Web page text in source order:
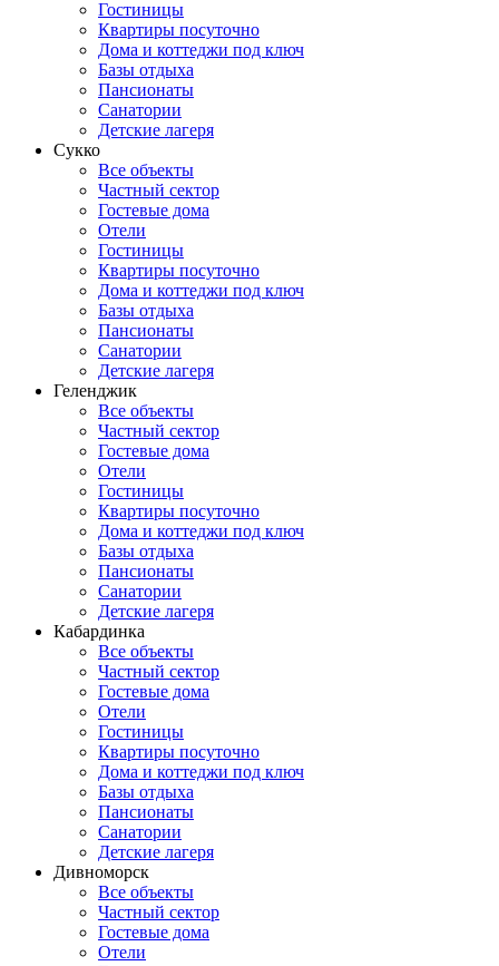
Гостиницы
Квартиры посуточно
Дома и коттеджи под ключ
Базы отдыха
Пансионаты
Санатории
Детские лагеря
Сукко
Все объекты
Частный сектор
Гостевые дома
Отели
Гостиницы
Квартиры посуточно
Дома и коттеджи под ключ
Базы отдыха
Пансионаты
Санатории
Детские лагеря
Геленджик
Все объекты
Частный сектор
Гостевые дома
Отели
Гостиницы
Квартиры посуточно
Дома и коттеджи под ключ
Базы отдыха
Пансионаты
Санатории
Детские лагеря
Кабардинка
Все объекты
Частный сектор
Гостевые дома
Отели
Гостиницы
Квартиры посуточно
Дома и коттеджи под ключ
Базы отдыха
Пансионаты
Санатории
Детские лагеря
Дивноморск
Все объекты
Частный сектор
Гостевые дома
Отели